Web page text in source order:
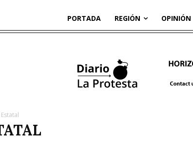
PORTADA REGIÓN OPINIÓN
Estatal